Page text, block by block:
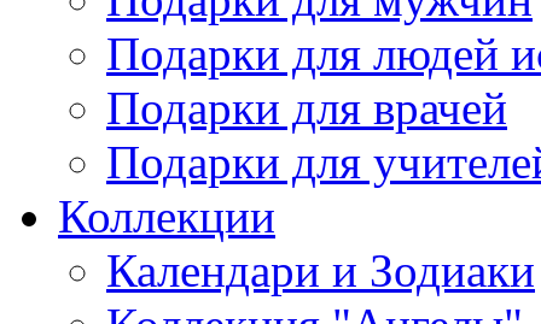
Подарки для людей
Подарки для врачей
Подарки для
Коллекции
Календари и Зодиаки